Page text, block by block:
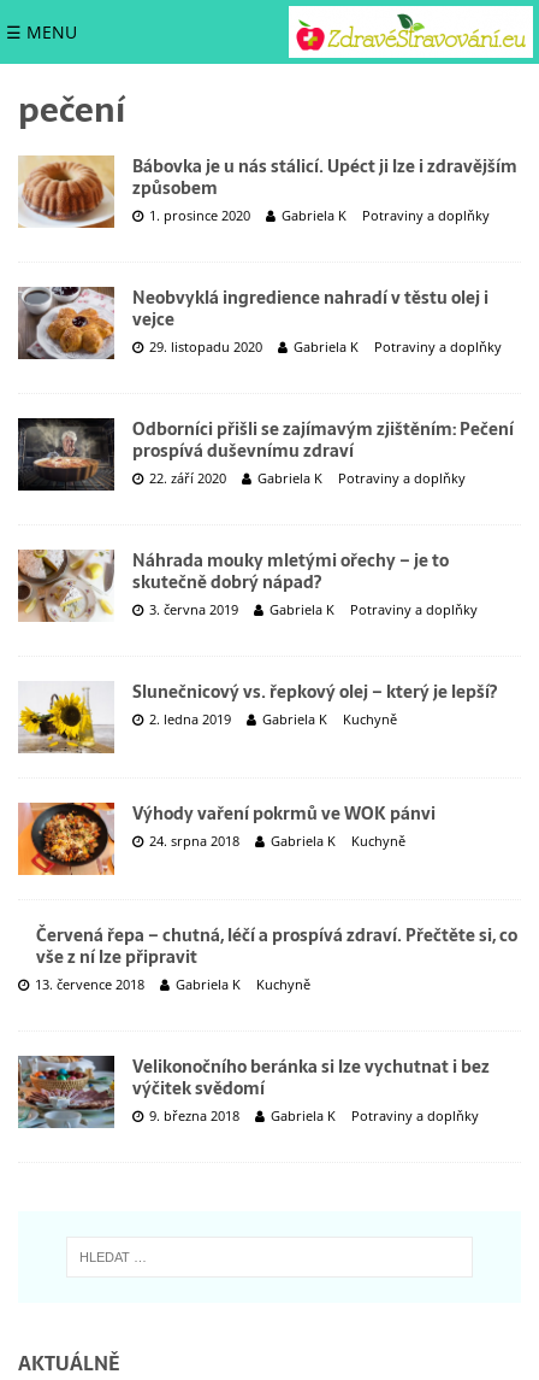
☰ MENU
pečení
Bábovka je u nás stálicí. Upéct ji lze i zdravějším
způsobem
1. prosince 2020 Gabriela K Potraviny a doplňky
Neobvyklá ingredience nahradí v těstu olej i
vejce
29. listopadu 2020 Gabriela K Potraviny a doplňky
Odborníci přišli se zajímavým zjištěním: Pečení
prospívá duševnímu zdraví
22. září 2020 Gabriela K Potraviny a doplňky
Náhrada mouky mletými ořechy – je to
skutečně dobrý nápad?
3. června 2019 Gabriela K Potraviny a doplňky
Slunečnicový vs. řepkový olej – který je lepší?
2. ledna 2019 Gabriela K Kuchyně
Výhody vaření pokrmů ve WOK pánvi
24. srpna 2018 Gabriela K Kuchyně
Červená řepa – chutná, léčí a prospívá zdraví. Přečtěte si, co
vše z ní lze připravit
13. července 2018 Gabriela K Kuchyně
Velikonočního beránka si lze vychutnat i bez
výčitek svědomí
9. března 2018 Gabriela K Potraviny a doplňky
AKTUÁLNĚ